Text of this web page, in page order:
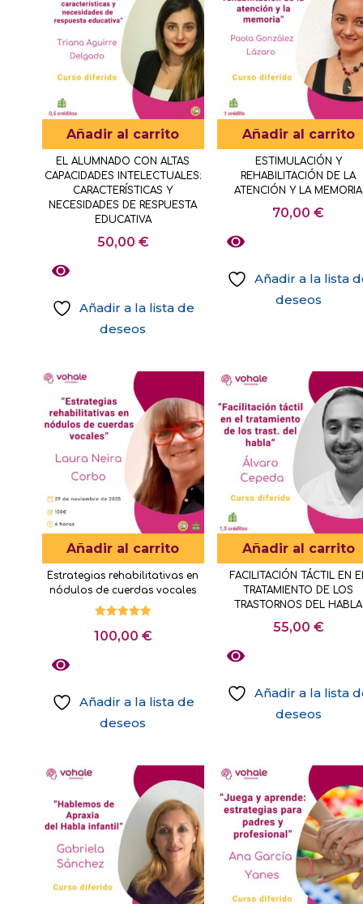
Añadir al carrito
EL ALUMNADO CON ALTAS
CAPACIDADES INTELECTUALES:
CARACTERÍSTICAS Y
NECESIDADES DE RESPUESTA
EDUCATIVA
50,00 €
Añadir a la lista de
deseos
Añadir al carrito
ESTIMULACIÓN Y
REHABILITACIÓN DE LA
ATENCIÓN Y LA MEMORIA
70,00€
Añadir a la lista
deseos
Añadir al carrito
Estrategias rehabilitativas en
nódulos de cuerdas vocales
con
5.00
100,00 €
Añadir a la lista de
deseos
Añadir al carrito
FACILITACIÓN TÁCTIL EN
TRATAMIENTO DE LOS
TRASTORNOS DEL HABLA
55,00 €
Añadir a la lista
deseos